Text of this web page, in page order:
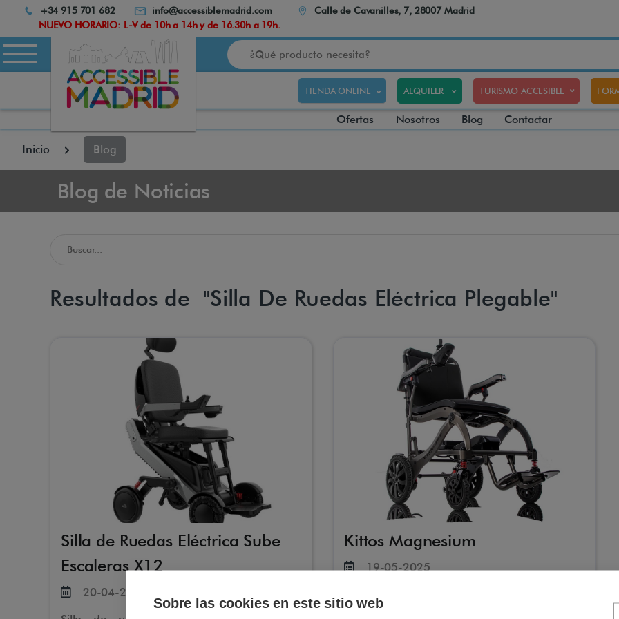
Atención:
sitio
cuenta
con
de
Control-
el
+34 915 701 682 info@accessiblemadrid.com
Calle de Cavanilles, 7, 28007 Madrid
NUEVO HORARIO: L-V de 10h a 14h y de 16.30h a 19h.
Buscar
TIENDA ONLINE ALQUILER TURISMO ACCESIBLE
Ofertas Nosotros Blog Contactar
Inicio Blog
Blog de Noticias
Buscar en el Blog de Accessible Madrid
Resultados de "Silla De Ruedas Eléctrica Plegable"
Silla de Ruedas Eléctrica Sube
Escaleras X12
20-04-2026
Kittos Magnesium
19-05-2025
Silla de ruedas eléctrica plegable ultraligera
Sobre las cookies en este sitio web